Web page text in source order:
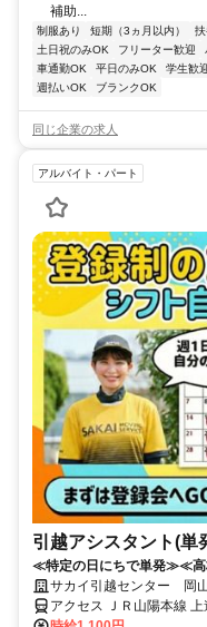
補助...
制服あり 短期（3ヵ月以内）
土日祝のみOK
フリーター歓迎
車通勤OK
平日のみOK 学生歓
週払いOK
ブランクOK
同じ企業の求人
アルバイト・パート
引越アシスタント(単
≪特定の日にちで単発≫≪
ト♪時給1100円で稼げる!!
サカイ引越センター 岡
アクセス ＪＲ山陽本線